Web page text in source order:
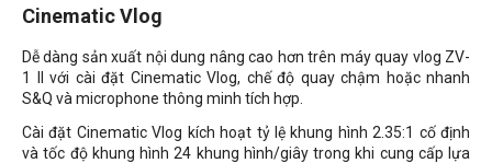
Cinematic Vlog
Dễ dàng sản xuất nội dung nâng cao hơn trên máy quay vlog ZV-
1 II với cài đặt Cinematic Vlog, chế độ quay chậm hoặc nhanh
S&Q và microphone thông minh tích hợp.
Cài đặt Cinematic Vlog kích hoạt tỷ lệ khung hình 2.35:1 cố định
và tốc độ khung hình 24 khung hình/giây trong khi cung cấp lựa